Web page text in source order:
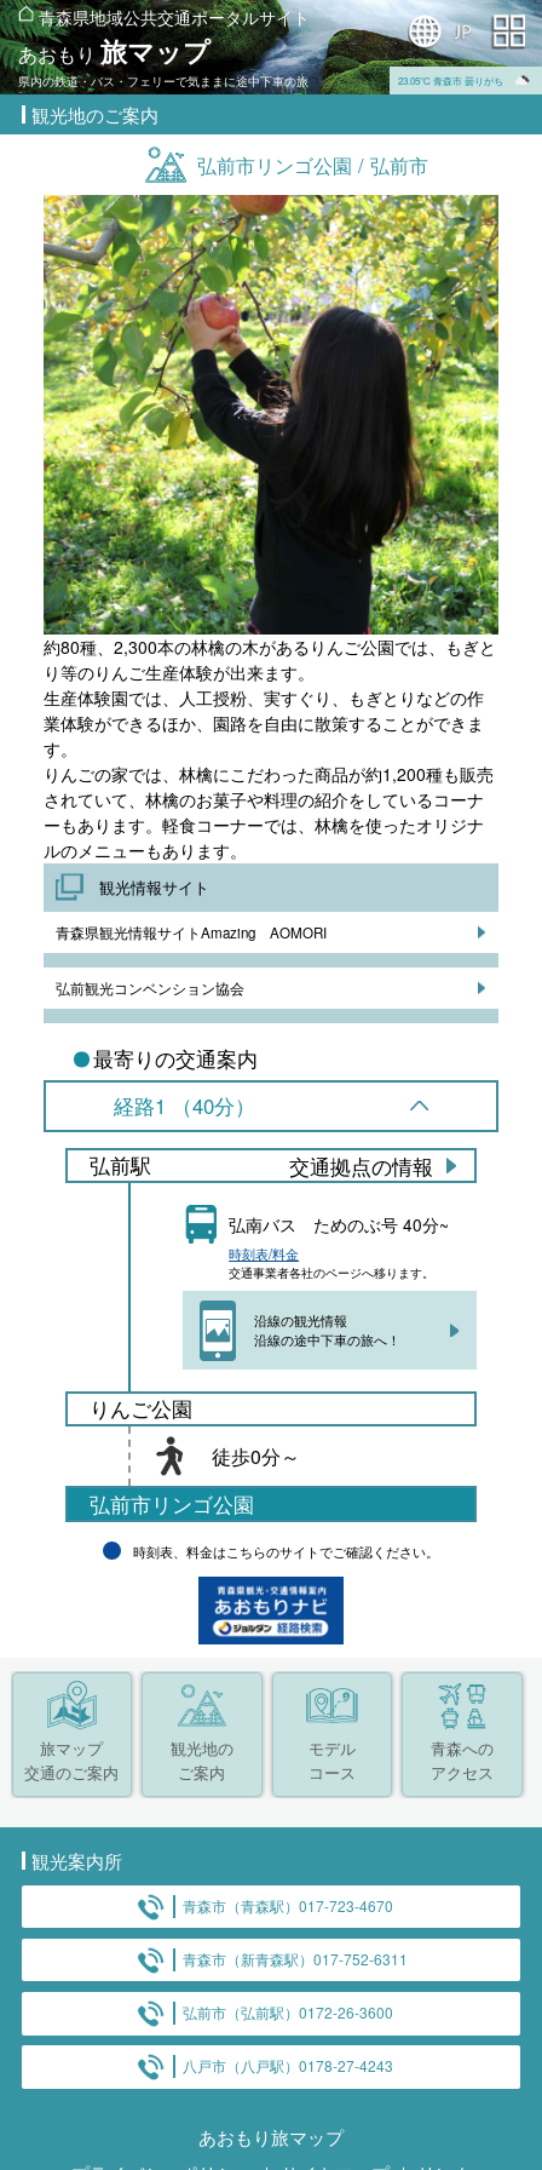
青森県地域公共交通ポータルサイト
あおもり旅マップ
県内の鉄道・バス・フェリーで気ままに途中下車の旅 23.05℃ 青森市 曇りがち
観光地のご案内
弘前市リンゴ公園 / 弘前市
約80種、2,300本の林檎の木があるりんご公園では、もぎと
り等のりんご生産体験が出来ます。
生産体験園では、人工授粉、実すぐり、もぎとりなどの作
業体験ができるほか、園路を自由に散策することができま
す。
りんごの家では、林檎にこだわった商品が約1,200種も販売
されていて、林檎のお菓子や料理の紹介をしているコーナ
ーもあります。軽食コーナーでは、林檎を使ったオリジナ
ルのメニューもあります。
観光情報サイト
青森県観光情報サイトAmazing AOMORI
弘前観光コンベンション協会
最寄りの交通案内
経路1 （40分）
弘前駅 交通拠点の情報
弘南バス ためのぶ号 40分~
時刻表/料金
交通事業者各社のページへ移ります。
沿線の観光情報
沿線の途中下車の旅へ！
りんご公園
徒歩0分～
弘前市リンゴ公園
時刻表、料金はこちらのサイトでご確認ください。
旅マップ
交通のご案内
観光地の
ご案内
モデル
コース
青森への
アクセス
観光案内所
青森市（青森駅）017-723-4670
青森市（新青森駅）017-752-6311
弘前市（弘前駅）0172-26-3600
八戸市（八戸駅）0178-27-4243
あおもり旅マップ